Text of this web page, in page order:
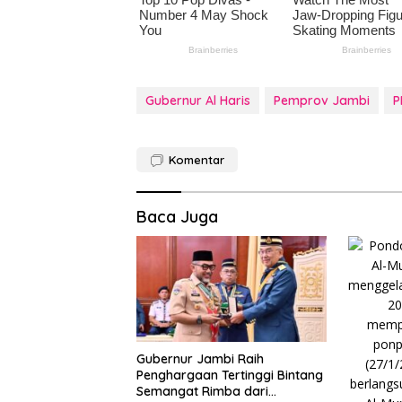
Gubernur Al Haris Pemprov Jambi
Komentar
Baca Juga
Gubernur Jambi Raih
Penghargaan Tertinggi Bintang
Semangat Rimba dari